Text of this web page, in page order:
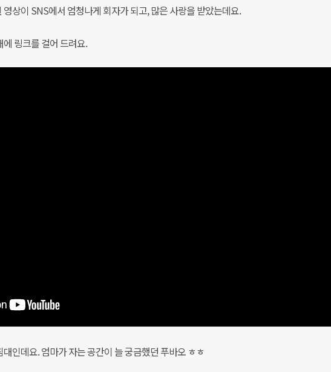
상이 SNS에서 엄청나게 회자가 되고, 많은 사랑을 받았는데요.
링크를 걸어 드려요.
인데요. 엄마가 자는 공간이 늘 궁금했던 푸바오 ㅎㅎ